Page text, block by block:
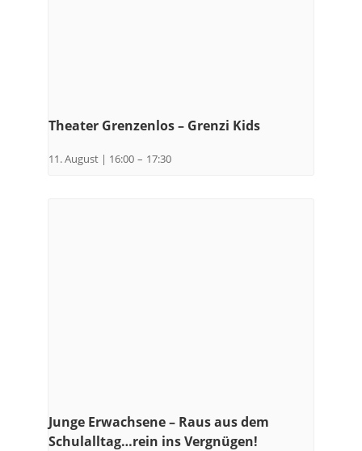
Theater Grenzenlos – Grenzi Kids
11. August | 16:00 – 17:30
Junge Erwachsene – Raus aus dem
Schulalltag…rein ins Vergnügen!